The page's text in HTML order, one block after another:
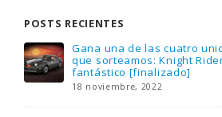
POSTS RECIENTES
Gana una de las cuatro
que sorteamos: Knight
fantástico [finalizado]
18 noviembre, 2022